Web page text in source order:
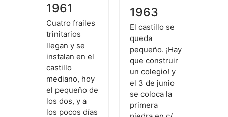
1961
Cuatro frailes
trinitarios
llegan y se
instalan en el
castillo
mediano, hoy
el pequeño de
los dos, y a
los pocos días
1963
El castillo se
queda
pequeño. ¡Hay
que construir
un colegio! y
el 3 de junio
se coloca la
primera